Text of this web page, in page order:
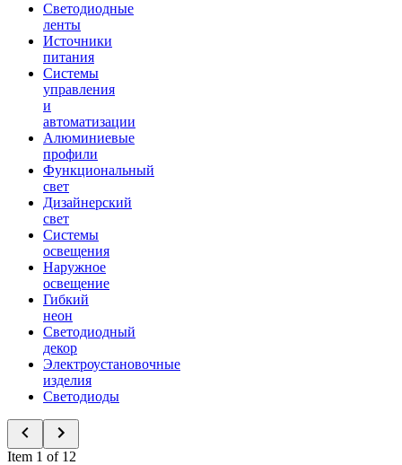
Светодиодные
ленты
Источники
питания
Системы
управления
и
автоматизации
Алюминиевые
профили
Функциональный
свет
Дизайнерский
свет
Системы
освещения
Наружное
освещение
Гибкий
неон
Светодиодный
декор
Электроустановочные
изделия
Светодиоды
Item 1 of 12